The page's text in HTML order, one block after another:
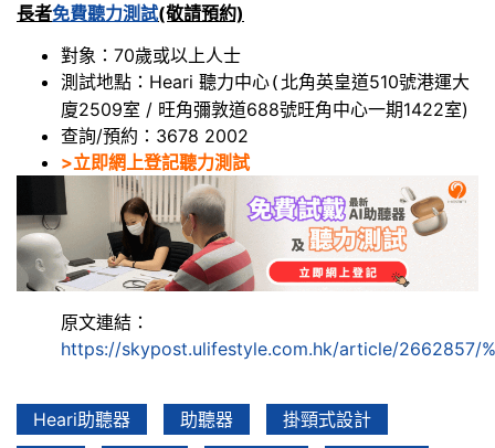
長者免費聽力測試(敬請預約)
對象：70歲或以上人士
測試地點：Heari 聽力中心( 北角英皇道510號港運大
廈2509室 / 旺角彌敦道688號旺角中心一期1422室)
查詢/預約：3678 2002
>立即網上登記聽力測試
原文連結：
https://skypost.ulifestyle.com.hk/article/2662857/
Heari助聽器 助聽器
掛頸式設計